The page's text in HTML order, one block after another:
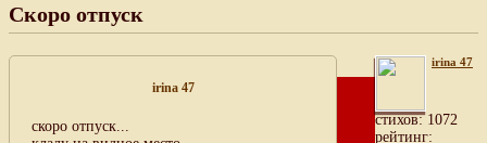
Скоро отпуск
irina 47
скоро отпуск...
irina 47
cтихов: 1072
рейтинг: